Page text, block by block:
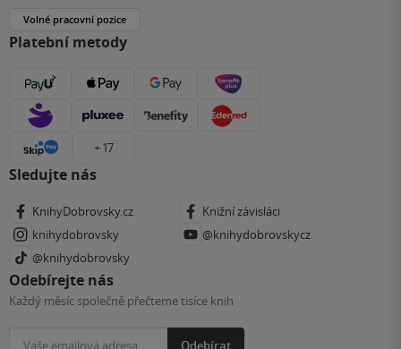
Volné pracovní pozice
Platební metody
+ 17
Sledujte nás
KnihyDobrovsky.cz
Knižní závisláci
knihydobrovsky
@knihydobrovskycz
@knihydobrovsky
Odebírejte nás
Každý měsíc společně přečteme tisíce knih
Odebírat